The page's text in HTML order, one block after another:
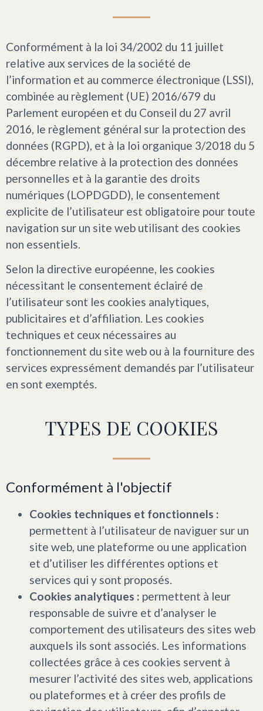
Conformément à la loi 34/2002 du 11 juillet
relative aux services de la société de
l’information et au commerce électronique (LSSI),
combinée au règlement (UE) 2016/679 du
Parlement européen et du Conseil du 27 avril
2016, le règlement général sur la protection des
données (RGPD), et à la loi organique 3/2018 du 5
décembre relative à la protection des données
personnelles et à la garantie des droits
numériques (LOPDGDD), le consentement
explicite de l’utilisateur est obligatoire pour toute
navigation sur un site web utilisant des cookies
non essentiels.
Selon la directive européenne, les cookies
nécessitant le consentement éclairé de
l’utilisateur sont les cookies analytiques,
publicitaires et d’affiliation. Les cookies
techniques et ceux nécessaires au
fonctionnement du site web ou à la fourniture des
services expressément demandés par l’utilisateur
en sont exemptés.
TYPES DE COOKIES
Conformément à l'objectif
Cookies techniques et fonctionnels :
permettent à l’utilisateur de naviguer sur un
site web, une plateforme ou une application
et d’utiliser les différentes options et
services qui y sont proposés.
Cookies analytiques : permettent à leur
responsable de suivre et d’analyser le
comportement des utilisateurs des sites web
auxquels ils sont associés. Les informations
collectées grâce à ces cookies servent à
mesurer l’activité des sites web, applications
ou plateformes et à créer des profils de